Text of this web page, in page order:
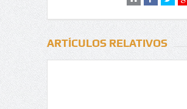
ARTÍCULOS RELATIVOS